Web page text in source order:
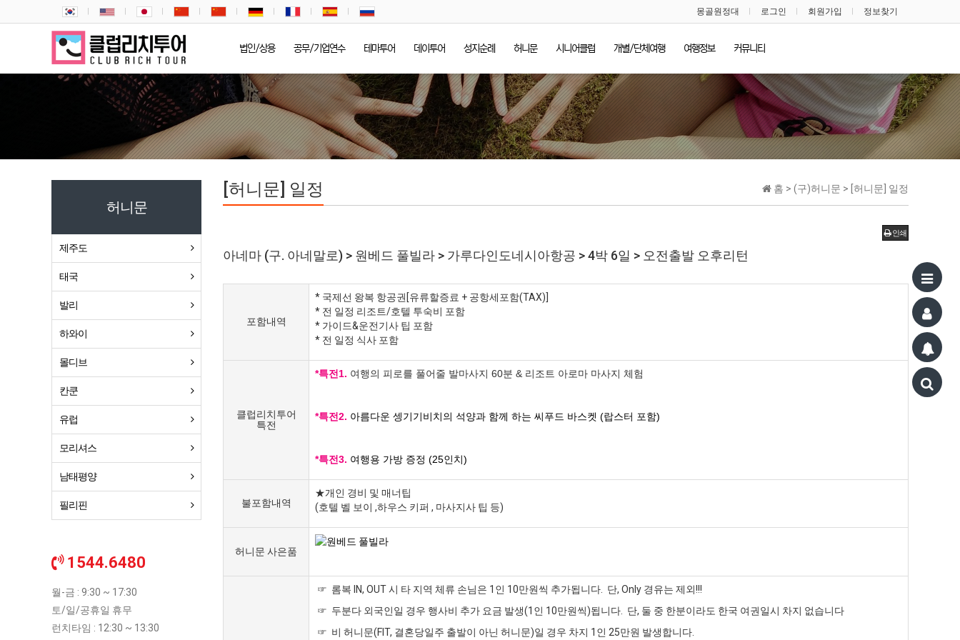
몽골원정대 로그인 회원가입 정보찾기
법인/상용 공무/기업연수 테마투어 데이투어 성지순례 허니문 시니어클럽 개별/단체여행 여행정보 커뮤니티
홈 > (구)허니문 > [허니문] 일정
[허니문] 일정
인쇄
아네마 (구. 아네말로) > 원베드 풀빌라 > 가루다인도네시아항공 > 4박 6일 > 오전출발 오후리턴
포함내역
* 국제선 왕복 항공권[유류할증료 + 공항세포함(TAX)]
* 전 일정 리조트/호텔 투숙비 포함
* 가이드&운전기사 팁 포함
* 전 일정 식사 포함
클럽리치투어
특전
*특전1. 여행의 피로를 풀어줄 발마사지 60분 & 리조트 아로마 마사지 체험
*특전2. 아름다운 셍기기비치의 석양과 함께 하는 씨푸드 바스켓 (랍스터 포함)
*특전3. 여행용 가방 증정 (25인치)
불포함내역
★개인 경비 및 매너팁
(호텔 벨 보이 ,하우스 키퍼 , 마사지사 팁 등)
허니문 사은품
☞ 롬복 IN, OUT 시 타 지역 체류 손님은 1인 10만원씩 추가됩니다. 단, Only 경유는 제외!!!
☞ 두분다 외국인일 경우 행사비 추가 요금 발생(1인 10만원씩)됩니다. 단, 둘 중 한분이라도 한국 여권일시 차지 없습니다
☞ 비 허니문(FIT, 결혼당일주 출발이 아닌 허니문)일 경우 차지 1인 25만원 발생합니다.
허니문
제주도
태국
발리
하와이
몰디브
칸쿤
유럽
모리셔스
남태평양
필리핀
1544.6480
월-금 : 9:30 ~ 17:30
토/일/공휴일 휴무
런치타임 : 12:30 ~ 13:30